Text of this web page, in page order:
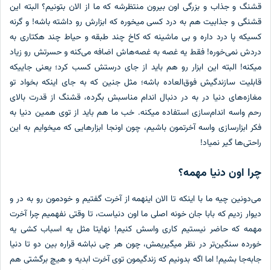
قشنگ و جذاب و بزرگی اون بیرون منتظرشه که ما از الان بتونیم؟ البته این
قشنگی و جذابیت هم به درد کسی میخوره که ابزارش رو داشته باشه! و گرنه
کسیکه پا درد داره و بی ماشینه که کاخ چند طبقه و حیاط چند هکتاری به
دردش نمی‌خوره! فقط یه غصه به غصه‌هاش اضافه می‌کنه و حسرتش رو زیاد
میکنه! البته این ابزار رو هم باید از جای درستش کسب کرد؛ یعنی جاییکه
قابلیت سازندگیش فوق‌العاده باشه؛ مثل جنین که به جای اینکه بخواد تو
مغازه‌های دنیا در به در دنبال اندام مناسبش بگرده، قشنگ از قدرت بالای
رحم واسه اندام‌سازی استفاده میکنه. خب ما هم باید از توی همین دنیا به
فکر ابزارسازی واسه آخرتمون باشیم، چون اونجا ابزارهایی که میخوایم به این
راحتی‌ها گیر نمیاد!
چرا اون دنیا مهمه؟
می‌دونین چیه ما با اینکه تا الان اینهمه از آخرت گفتیم و خودمون رو به در و
دیوار زدیم که بابا جان خونه اصلی ما اون دنیاست، تا وقتی نفهمیم چرا آخرت
مهمه که حاضر نیستیم کاری واسش کنیم! نهایتا مثل یه اسباب کشی یه
خورده سنگین‌تر در نظر میگیریمش، چون هر چی نباشه قراره بین دو تا دنیا
جا‌به‌جا بشیم! اما اگه بدونیم که زندگیمون توی آخرت ابدیه و هیچ برگشتی هم